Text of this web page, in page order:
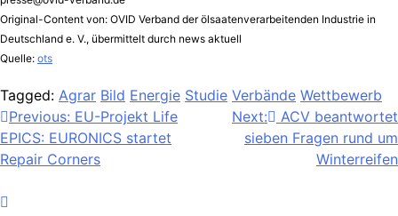
Original-Content von: OVID Verband der ölsaatenverarbeitenden Industrie in
Deutschland e. V., übermittelt durch news aktuell
Quelle: ots
Tagged: Agrar Bild Energie Studie Verbände Wettbewerb
Beitragsnavigation
Previous: EU-Projekt Life
EPICS: EURONICS startet
Repair Corners
Next:
ACV beantwortet
sieben Fragen rund um
Winterreifen